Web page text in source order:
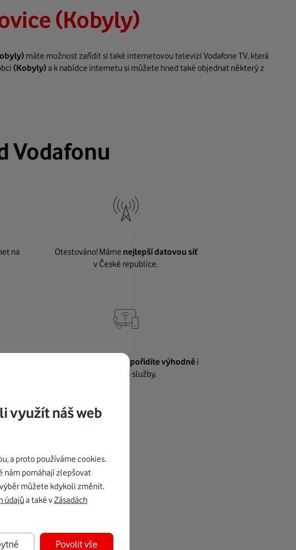
(Kobyly)
máte možnost zařídit si také internetovou televizi Vodafone TV, která
(Kobyly) a k nabídce internetu si můžete hned také objednat některý z
Vodafonu
na
Otestováno! Máme nejlepší datovou síť
v České republice.
K pevnému internetupořídíte výhodněi
další naše služby.
využít náš web
a proto používáme cookies.
nám pomáhají zlepšovat
můžete kdykoli změnit.
údajůa také vZásadách
Povolit vše